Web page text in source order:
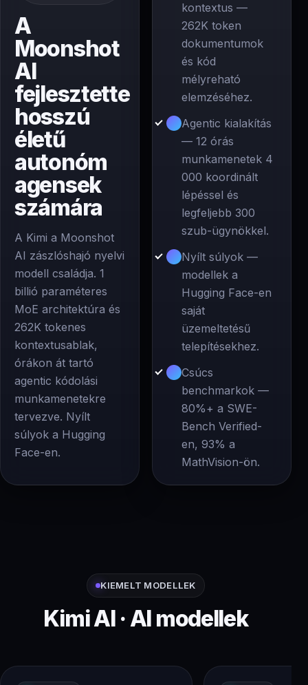
A
Moonshot
AI
fejlesztette
hosszú
életű
autonóm
agensek
számára
A Kimi a Moonshot
AI zászlóshajó nyelvi
modell családja. 1
billió paraméteres
MoE architektúra és
262K tokenes
kontextusablak,
órákon át tartó
agentic kódolási
munkamenetekre
tervezve. Nyílt
súlyok a Hugging
Face-en.
kontextus —
262K token
dokumentumok
és kód
mélyreható
elemzéséhez.
Agentic kialakítás
— 12 órás
munkamenetek 4
000 koordinált
lépéssel és
legfeljebb 300
szub-ügynökkel.
Nyílt súlyok —
modellek a
Hugging Face-en
saját
üzemeltetésű
telepítésekhez.
Csúcs
benchmarkok —
80%+ a SWE-
Bench Verified-
en, 93% a
MathVision-ön.
KIEMELT MODELLEK
Kimi AI · AI modellek